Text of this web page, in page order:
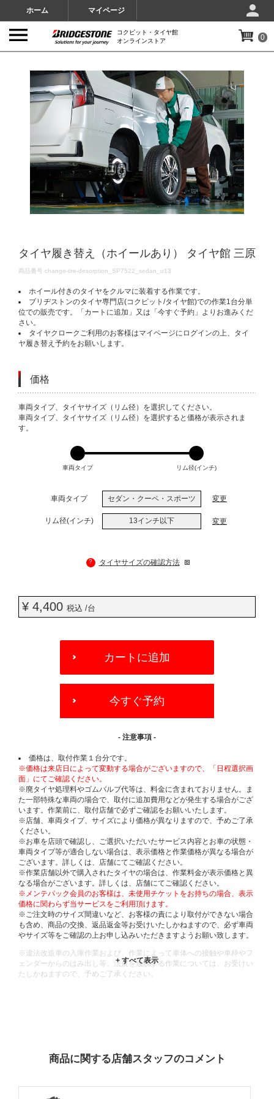
ホーム マイページ
コクピット・タイヤ館
オンラインストア
0
タイヤ履き替え（ホイールあり） タイヤ館 三原
DETAILS
商品番号 change-tire-desorption_SP7522_sedan_u13
ホイール付きのタイヤをクルマに装着する作業です。
ブリヂストンのタイヤ専門店(コクピット/タイヤ館)での作業1台分単
位での販売です。「カートに追加」又は「今すぐ予約」よりお進みくだ
さい。
タイヤクロークご利用のお客様はマイページにログインの上、タイ
ヤ履き替え予約をお願いします。
価格
VARIATIONS
車両タイプ、タイヤサイズ（リム径）を選択してください。
車両タイプ、タイヤサイズ（リム径）を選択すると価格が表示されま
す。
車両タイプ リム径(インチ)
車両タイプ セダン・クーペ・スポーツ 変更
リム径(インチ) 13インチ以下 変更
? タイヤサイズの確認方法
¥ 4,400 税込 /台
OPTIONS
カートに追加
今すぐ予約
- 注意事項 -
価格は、取付作業１台分です。
※価格は来店日によって変動する場合がございますので、「日程選択画
面」にてご確認ください。
※廃タイヤ処理料やゴムバルブ代等は、料金に含まれておりません。ま
た一部特殊な車両の場合で、取付に追加費用などが発生する場合がござ
います。作業前に、取付店舗で必ずご確認をお願いいたします。
※店舗、車両タイプ、サイズにより価格が異なりますので、予めご了承
ください。
※お車を店頭で確認し、ご選択いただいたサービス内容とお車の状態・
車両タイプ等が適合しない場合は、表示価格と作業価格が異なる場合が
ございます。詳しくは、店舗にてご確認ください。
※作業店舗以外で購入されたタイヤの場合は、作業料金が表示価格と異
なる場合がございます。詳しくは、店舗にてご確認ください。
※メンテパック会員のお客様は、未使用チケットをお持ちの場合、表示
価格に関わらず当サービスをご利用頂けます。
※ご注文時のサイズ間違いなど、お客様の責により取付ができない場合
も含め、商品の交換、返品返金等お受けいたしかねますので、必ず車両
やサイズ等をご確認の上お申し込みいただきますようお願い致します。
※違法改造車の入庫作業および、作業によって車体への接触や車枠やフ
ェンダーからのはみ出し等、法規を逸脱する作業については、お受けい
たしかねますので、予めご了承ください。
商品に関する店舗スタッフのコメント